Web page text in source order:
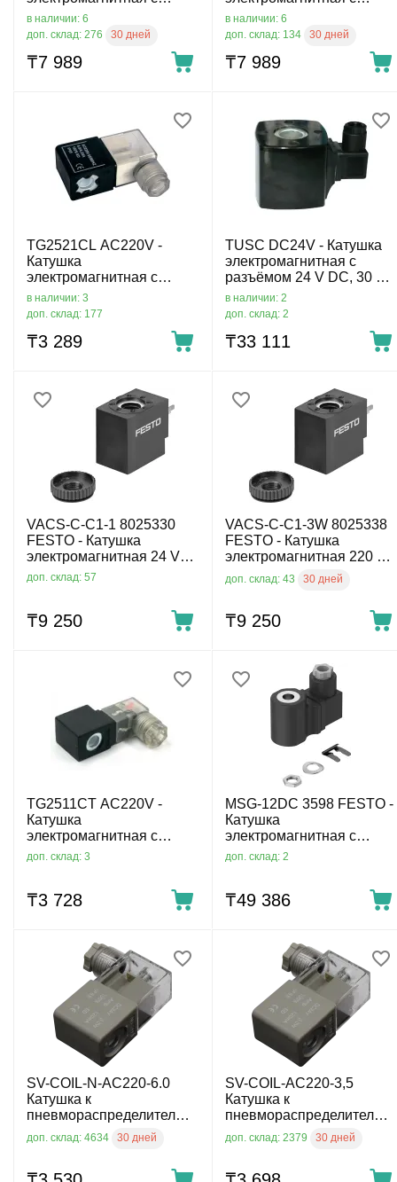
разъёмом 220 V AC, DIN
B 11 мм
в наличии: 6
доп. склад: 276
30 дней
₸7 989
разъёмом 24 V DC, DIN B
11 мм
в наличии: 6
доп. склад: 134
30 дней
₸7 989
TG2521CL AC220V -
Катушка
электромагнитная с
разъёмом 220 V AC, 5 VA,
22 мм, Ø9 мм, DIN B 11
в наличии: 3
доп. склад: 177
₸3 289
TUSC DC24V - Катушка
электромагнитная с
разъёмом 24 V DC, 30 W,
Ø20 мм, DIN A 18 мм
в наличии: 2
доп. склад: 2
₸33 111
VACS-C-C1-1 8025330
FESTO - Катушка
электромагнитная 24 V
DC, 2.6 W, DIN C 8 мм
доп. склад: 57
₸9 250
VACS-C-C1-3W 8025338
FESTO - Катушка
электромагнитная 220 V
AC, 2.3 VA, DIN C 8 мм
доп. склад: 43 30 дней
₸9 250
TG2511CT AC220V -
Катушка
электромагнитная с
разъёмом 220 VAC, 4VA,
доп. склад: 3
₸3 728
MSG-12DC 3598 FESTO -
Катушка
электромагнитная с
разъёмом 12 V DC, 12 W,
доп. склад: 2
₸49 386
SV-COIL-N-AC220-6.0
Катушка к
пневмораспределителю
серии C,D,E, напряжение
доп. склад: 4634 30 дней
SV-COIL-AC220-3,5
Катушка к
пневмораспределителю
серии C,D,E, напряжение
доп. склад: 2379 30 дней